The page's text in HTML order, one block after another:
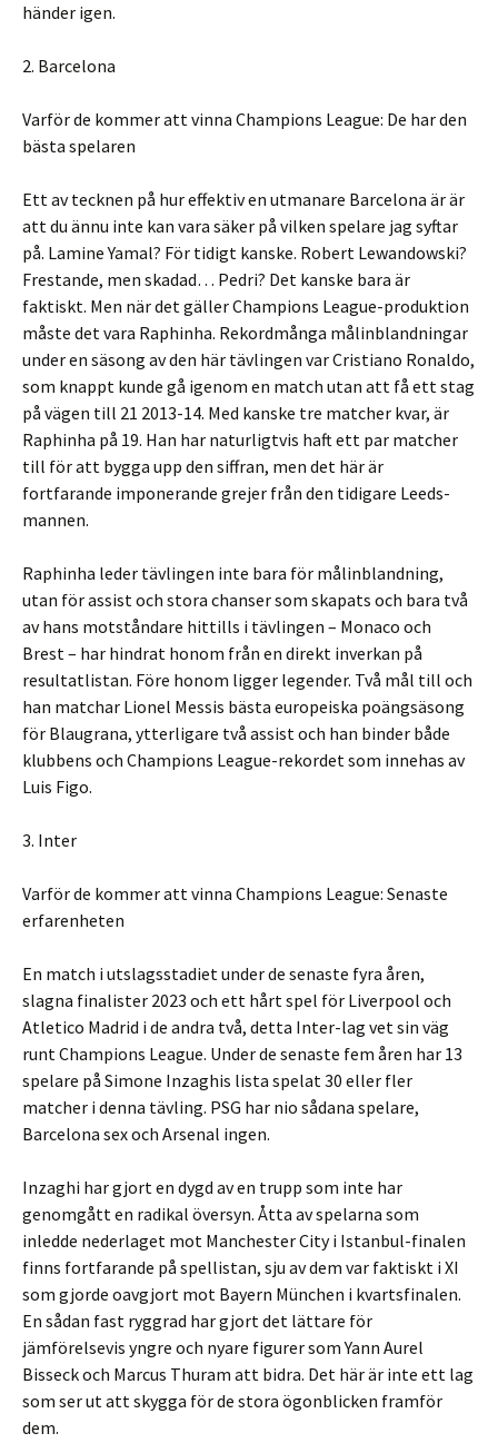
händer igen.
2. Barcelona
Varför de kommer att vinna Champions League: De har den
bästa spelaren
Ett av tecknen på hur effektiv en utmanare Barcelona är är
att du ännu inte kan vara säker på vilken spelare jag syftar
på. Lamine Yamal? För tidigt kanske. Robert Lewandowski?
Frestande, men skadad… Pedri? Det kanske bara är
faktiskt. Men när det gäller Champions League-produktion
måste det vara Raphinha. Rekordmånga målinblandningar
under en säsong av den här tävlingen var Cristiano Ronaldo,
som knappt kunde gå igenom en match utan att få ett stag
på vägen till 21 2013-14. Med kanske tre matcher kvar, är
Raphinha på 19. Han har naturligtvis haft ett par matcher
till för att bygga upp den siffran, men det här är
fortfarande imponerande grejer från den tidigare Leeds-
mannen.
Raphinha leder tävlingen inte bara för målinblandning,
utan för assist och stora chanser som skapats och bara två
av hans motståndare hittills i tävlingen – Monaco och
Brest – har hindrat honom från en direkt inverkan på
resultatlistan. Före honom ligger legender. Två mål till och
han matchar Lionel Messis bästa europeiska poängsäsong
för Blaugrana, ytterligare två assist och han binder både
klubbens och Champions League-rekordet som innehas av
Luis Figo.
3. Inter
Varför de kommer att vinna Champions League: Senaste
erfarenheten
En match i utslagsstadiet under de senaste fyra åren,
slagna finalister 2023 och ett hårt spel för Liverpool och
Atletico Madrid i de andra två, detta Inter-lag vet sin väg
runt Champions League. Under de senaste fem åren har 13
spelare på Simone Inzaghis lista spelat 30 eller fler
matcher i denna tävling. PSG har nio sådana spelare,
Barcelona sex och Arsenal ingen.
Inzaghi har gjort en dygd av en trupp som inte har
genomgått en radikal översyn. Åtta av spelarna som
inledde nederlaget mot Manchester City i Istanbul-finalen
finns fortfarande på spellistan, sju av dem var faktiskt i XI
som gjorde oavgjort mot Bayern München i kvartsfinalen.
En sådan fast ryggrad har gjort det lättare för
jämförelsevis yngre och nyare figurer som Yann Aurel
Bisseck och Marcus Thuram att bidra. Det här är inte ett lag
som ser ut att skygga för de stora ögonblicken framför
dem.